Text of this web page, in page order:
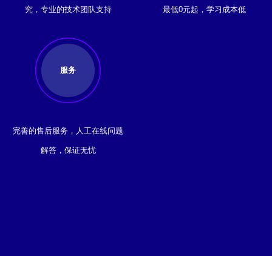
究，专业的技术团队支持 最低0元起，学习成本低
服务
完善的售后服务，人工在线问题
解答，保证无忧